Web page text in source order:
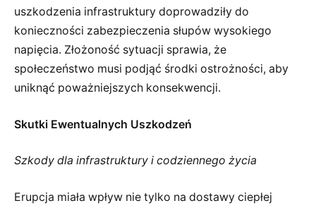
uszkodzenia infrastruktury doprowadziły do
konieczności zabezpieczenia słupów wysokiego
napięcia. Złożoność sytuacji sprawia, że
społeczeństwo musi podjąć środki ostrożności, aby
uniknąć poważniejszych konsekwencji.
Skutki Ewentualnych Uszkodzeń
Szkody dla infrastruktury i codziennego życia
Erupcja miała wpływ nie tylko na dostawy ciepłej